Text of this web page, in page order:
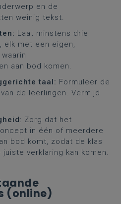
en de
weinig tekst.
Laat minstens drie
elk met een eigen,
aan bod komen.
taal: Formuleer de
de leerlingen. Vermijd
: Zorg dat het
in één of meerdere
bod komt, zodat de klas
verklaring kan komen.
(online)